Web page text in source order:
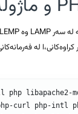
کراوەکانی،ا لە
libapache2-
curl php-intl